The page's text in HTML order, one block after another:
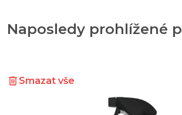
Naposledy prohlížené
Smazat vše